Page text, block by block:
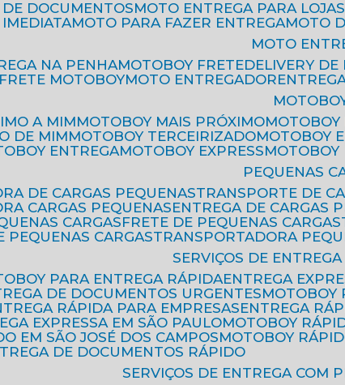
DE DOCUMENTOS
MOTO ENTREGA PARA LOJAS
IMEDIATA
MOTO PARA FAZER ENTREGA MOTO
MOTO
NA PENHA
MOTOBOY FRETE DELIVERY
FRETE MOTOBOY MOTO ENTREGADOR
A MIM
MOTOBOY MAIS PRÓXIMO
DE MIM
MOTOBOY TERCEIRIZADO MOTOBOY
ENTREGA
MOTOBOY EXPRESS
MOTOBOY
PEQUENAS
DE CARGAS PEQUENAS
TRANSPORTE DE
CARGAS PEQUENAS
ENTREGA DE CARGAS
CARGAS
FRETE DE PEQUENAS CARGAS
PEQUENAS CARGAS
TRANSPORTADORA
SERVIÇOS DE
PARA ENTREGA RÁPIDA
ENTREGA
DE DOCUMENTOS URGENTES
RÁPIDA PARA EMPRESAS
ENTREGA
EXPRESSA EM SÃO PAULO
MOTOBOY
EM SÃO JOSÉ DOS CAMPOS
MOTOBOY
DE DOCUMENTOS RÁPIDO
SERVIÇOS DE ENTREGA COM